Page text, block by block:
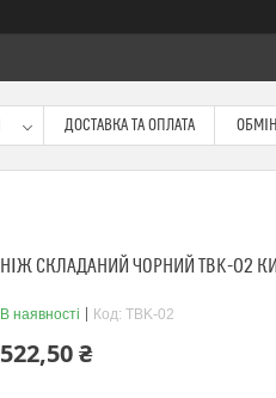
ДОСТАВКА ТА ОПЛАТА
НІЖ СКЛАДАНИЙ ЧОРНИЙ TBK-02
В наявності Код: TBK-02
522,50 ₴